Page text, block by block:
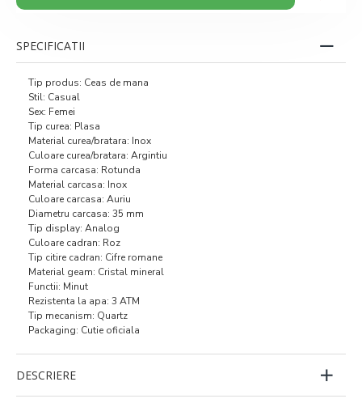
SPECIFICATII
Tip produs: Ceas de mana
Stil: Casual
Sex: Femei
Tip curea: Plasa
Material curea/bratara: Inox
Culoare curea/bratara: Argintiu
Forma carcasa: Rotunda
Material carcasa: Inox
Culoare carcasa: Auriu
Diametru carcasa: 35 mm
Tip display: Analog
Culoare cadran: Roz
Tip citire cadran: Cifre romane
Material geam: Cristal mineral
Functii: Minut
Rezistenta la apa: 3 ATM
Tip mecanism: Quartz
Packaging: Cutie oficiala
DESCRIERE